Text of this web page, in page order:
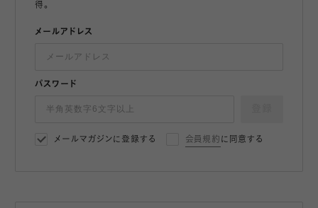
得。
メールアドレス
パスワード
メールマガジンに登録する 会員規約 に同意する